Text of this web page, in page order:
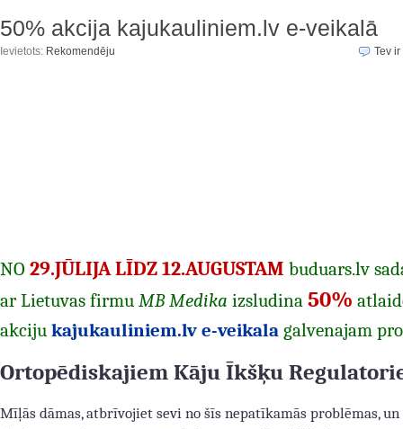
50% akcija kajukauliniem.lv e-veikalā
Ievietots: Rekomendēju Tev ir
NO 29.JŪLIJA LĪDZ 12.AUGUSTAM buduars.lv
ar Lietuvas firmu MB Medika izsludina 50%
akciju kajukauliniem.lv e-veikala galvenajam
Ortopēdiskajiem Kāju Īkšķu
Mīļās dāmas, atbrīvojiet sevi no šīs nepatīkamās problēmas,